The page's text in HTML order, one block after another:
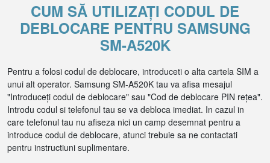
CUM SĂ UTILIZAȚI CODUL DE
DEBLOCARE PENTRU SAMSUNG
SM-A520K
Pentru a folosi codul de deblocare, introduceti o alta cartela SIM a
unui alt operator. Samsung SM-A520K tau va afisa mesajul
"Introduceți codul de deblocare" sau "Cod de deblocare PIN rețea".
Introdu codul si telefonul tau se va debloca imediat. In cazul in
care telefonul tau nu afiseza nici un camp desemnat pentru a
introduce codul de deblocare, atunci trebuie sa ne contactati
pentru instructiuni suplimentare.